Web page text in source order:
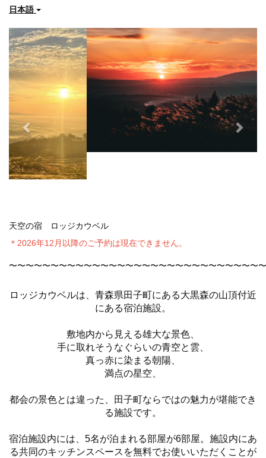
日本語
Previous Next
天空の宿 ロッジカウベル
＊2026年12月以降のご予約は現在できません。
〜〜〜〜〜〜〜〜〜〜〜〜〜〜〜〜〜〜〜〜〜〜〜〜〜〜〜〜〜
ロッジカウベルは、青森県田子町にある大黒森の山頂付近
にある宿泊施設。
敷地内から見える雄大な景色、
手に取れそうなぐらいの青空と雲、
真っ赤に染まる朝陽、
満点の星空、
都会の景色とは違った、田子町ならではの魅力が堪能でき
る施設です。
宿泊施設内には、5名が泊まれる部屋が6部屋。施設内にあ
る共同のキッチンスペースを無料でお使いいただくことが